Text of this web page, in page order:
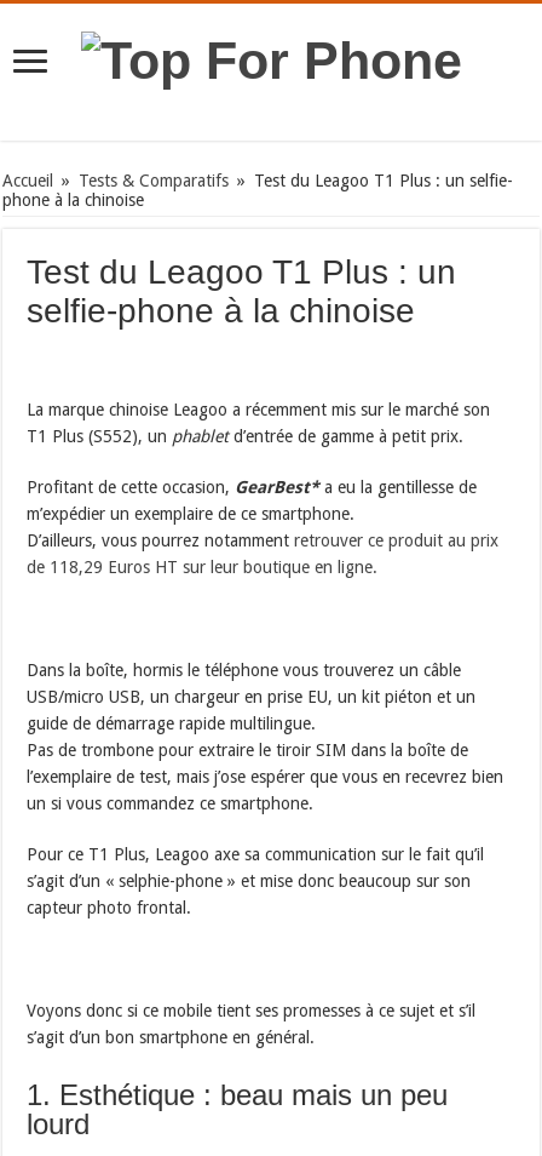
Accueil » Tests & Comparatifs » Test du Leagoo T1 Plus : un selfie-
phone à la chinoise
Test du Leagoo T1 Plus : un
selfie-phone à la chinoise
La marque chinoise Leagoo a récemment mis sur le marché son
T1 Plus (S552), un phabletd’entrée de gamme à petit prix.
Profitant de cette occasion, GearBest* a eu la gentillesse de
m’expédier un exemplaire de ce smartphone.
D’ailleurs, vous pourrez notammentretrouver ce produit au prix
de 118,29 Euros HT sur leur boutique en ligne.
Dans la boîte, hormis le téléphone vous trouverez un câble
USB/micro USB, un chargeur en prise EU, un kit piéton et un
guide de démarrage rapide multilingue.
Pas de trombone pour extraire le tiroir SIM dans la boîte de
l’exemplaire de test, mais j’ose espérer que vous en recevrez bien
un si vous commandez ce smartphone.
Pour ce T1 Plus, Leagoo axe sa communication sur le fait qu’il
s’agit d’un « selphie-phone » et mise donc beaucoup sur son
capteur photo frontal.
Voyons donc si ce mobile tient ses promesses à ce sujet et s’il
s’agit d’un bon smartphone en général.
1. Esthétique : beau mais un peu
lourd